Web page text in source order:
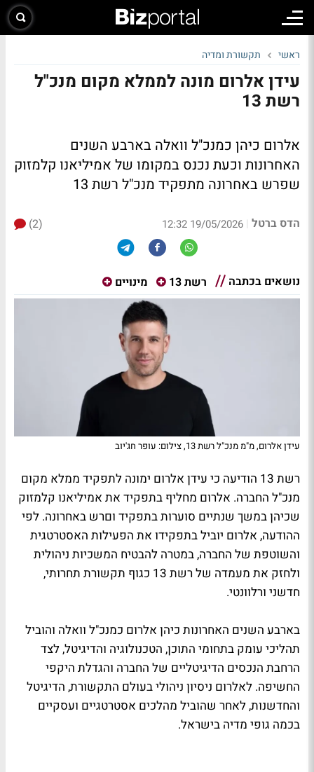
ראשי תקשורת ומדיה
עידן אלרום מונה לממלא מקום מנכ"ל
רשת 13
אלרום כיהן כמנכ"ל וואלה בארבע השנים
האחרונות וכעת נכנס במקומו של אמיליאנו קלמזוק
שפרש באחרונה מתפקיד מנכ"ל רשת 13
הדס ברטל |
19/05/2026 12:32
(2)
נושאים בכתבה רשת 13 מינויים
עידן אלרום, מ"מ מנכ"ל רשת 13, צילום: עופר חג'יוב
רשת 13 הודיעה כי עידן אלרום ימונה לתפקיד ממלא מקום
מנכ"ל החברה. אלרום מחליף בתפקיד את אמיליאנו קלמזוק
שכיהן במשך שנתיים סוערות בתפקיד וםרש באחרונה. לפי
ההודעה, אלרום יוביל בתפקידו את הפעילות האסטרטגית
והשוטפת של החברה, במטרה להבטיח המשכיות ניהולית
ולחזק את מעמדה של רשת 13 כגוף תקשורת תחרותי,
חדשני ורלוונטי.
בארבע השנים האחרונות כיהן אלרום כמנכ"ל וואלה והוביל
תהליכי עומק בתחומי התוכן, הטכנולוגיה והדיגיטל, לצד
הרחבת הנכסים הדיגיטליים של החברה והגדלת היקפי
החשיפה. לאלרום ניסיון ניהולי בעולם התקשורת, הדיגיטל
והחדשנות, לאחר שהוביל מהלכים אסטרטגיים ועסקיים
בכמה גופי מדיה בישראל.